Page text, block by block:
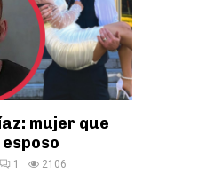
mujer que
1 2106